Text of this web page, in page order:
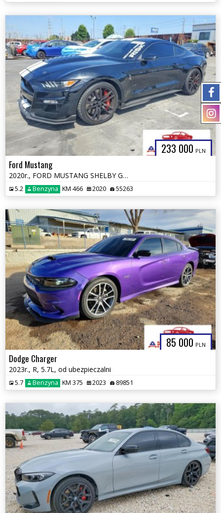
233 000 PLN
Ford Mustang
2020r., FORD MUSTANG SHELBY GT500, 5.2L, od ubezpieczalni
5.2 Benzyna KM 466 2020 55263
85 000 PLN
Dodge Charger
2023r., R, 5.7L, od ubezpieczalni
5.7 Benzyna KM 375 2023 89851